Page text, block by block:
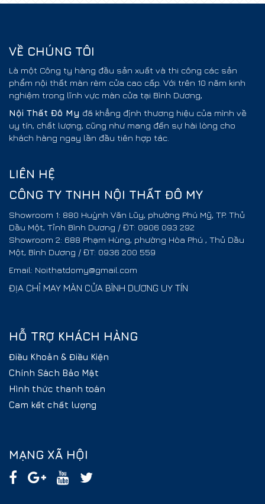
VỀ CHÚNG TÔI
Là một Công ty hàng đầu sản xuất và thi công các sản
phẩm nội thất màn rèm cửa cao cấp. Với trên 10 năm kinh
nghiệm trong lĩnh vực màn cửa tại Bình Dương,
Nội Thất Đô My đã khẳng định thương hiệu của mình về
uy tín, chất lượng, cũng như mang đến sự hài lòng cho
khách hàng ngay lần đầu tiên hợp tác.
LIÊN HỆ
CÔNG TY TNHH NỘI THẤT ĐÔ MY
Showroom 1: 880 Huỳnh Văn Lũy, phường Phú Mỹ, TP. Thủ
Dầu Một, Tỉnh Bình Dương / ĐT: 0906 093 292
Showroom 2: 688 Phạm Hùng, phường Hòa Phú , Thủ Dầu
Một, Bình Dương / ĐT: 0936 200 559
Email: Noithatdomy@gmail.com
ĐỊA CHỈ MAY MÀN CỬA BÌNH DƯƠNG UY TÍN
HỖ TRỢ KHÁCH HÀNG
Điều Khoản & Điều Kiện
Chính Sách Bảo Mật
Hình thức thanh toán
Cam kết chất lượng
MẠNG XÃ HỘI